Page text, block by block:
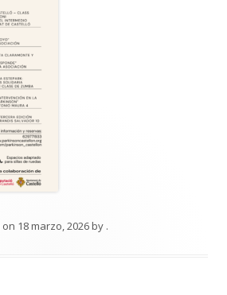
on 18 marzo, 2026by .